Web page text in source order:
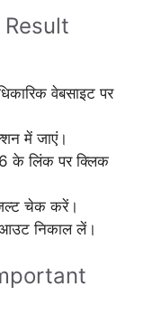
वेबसाइट पर
में जाएं।
के लिंक पर क्लिक
चेक करें।
निकाल लें।